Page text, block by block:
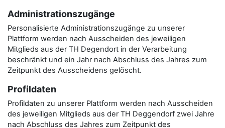
Administrationszugänge
Personalisierte Administrationszugänge zu unserer
Plattform werden nach Ausscheiden des jeweiligen
Mitglieds aus der TH Degendort in der Verarbeitung
beschränkt und ein Jahr nach Abschluss des Jahres zum
Zeitpunkt des Ausscheidens gelöscht.
Profildaten
Profildaten zu unserer Plattform werden nach Ausscheiden
des jeweiligen Mitglieds aus der TH Deggendorf zwei Jahre
nach Abschluss des Jahres zum Zeitpunkt des